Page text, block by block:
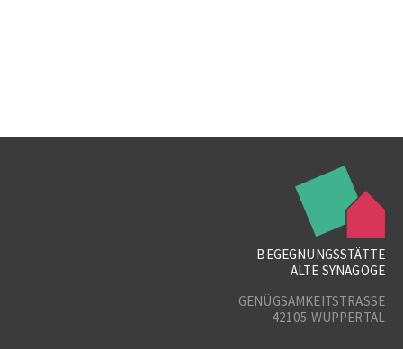
BEGEGNUNGSSTÄTTE
ALTE SYNAGOGE
GENÜGSAMKEITSTRASSE
42105 WUPPERTAL